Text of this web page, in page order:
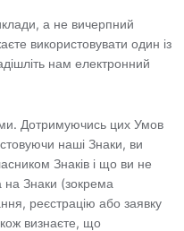
а не вичерпний
використовувати один із
нам електронний
Дотримуючись цих Умов
наші Знаки, ви
Знаків і що ви не
на Знаки (зокрема
реєстрацію або заявку
визнаєте, що